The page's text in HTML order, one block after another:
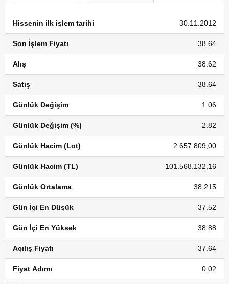
Hissenin ilk işlem tarihi 30.11.2012
Son İşlem Fiyatı 38.64
Alış 38.62
Satış 38.64
Günlük Değişim 1.06
Günlük Değişim (%) 2.82
Günlük Hacim (Lot) 2.657.809,00
Günlük Hacim (TL) 101.568.132,16
Günlük Ortalama 38.215
Gün İçi En Düşük 37.52
Gün İçi En Yüksek 38.88
Açılış Fiyatı 37.64
Fiyat Adımı 0.02